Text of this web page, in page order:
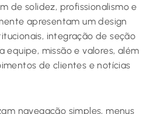
de solidez, profissionalismo e
apresentam um design
integração de seção
equipe, missão e valores, além
de clientes e notícias
navegação simples, menus